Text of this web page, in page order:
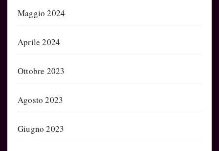
Maggio 2024
Aprile 2024
Ottobre 2023
Agosto 2023
Giugno 2023